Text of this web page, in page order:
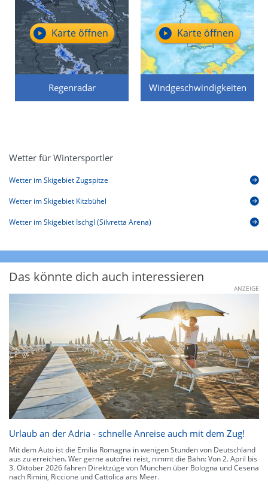
Regenradar
Karte öffnen
Windgeschwindigkeiten
Karte öffnen
Wetter für Wintersportler
Wetter im Skigebiet Zugspitze
Wetter im Skigebiet Kitzbühel
Wetter im Skigebiet Ischgl (Silvretta Arena)
Das könnte dich auch interessieren
ANZEIGE
Urlaub an der Adria - schnelle Anreise auch mit dem Zug!
Mit dem Auto ist die Emilia Romagna in wenigen Stunden von Deutschland
aus zu erreichen. Wer gerne autofrei reist, nimmt die Bahn: Von 2. April bis
3. Oktober 2026 fahren Direktzüge von München über Bologna und Cesena
nach Rimini, Riccione und Cattolica ans Meer.